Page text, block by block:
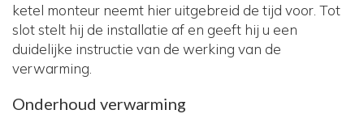
ketel monteur neemt hier uitgebreid de tijd voor. Tot
slot stelt hij de installatie af en geeft hij u een
duidelijke instructie van de werking van de
verwarming.
Onderhoud verwarming